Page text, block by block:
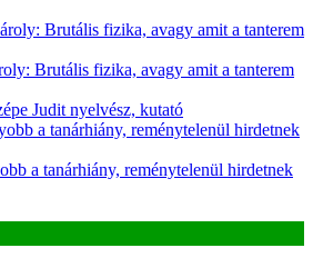
Brutális fizika, avagy amit a tanterem
Brutális fizika, avagy amit a tanterem
Judit nyelvész, kutató
a tanárhiány, reménytelenül hirdetnek
a tanárhiány, reménytelenül hirdetnek